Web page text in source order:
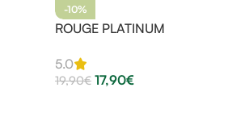
-10%
ROUGE PLATINUM
5.0
19,90€ 17,90€